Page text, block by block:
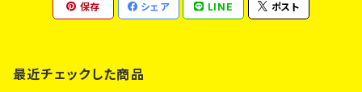
保存 シェア LINE ポスト
最近チェックした商品